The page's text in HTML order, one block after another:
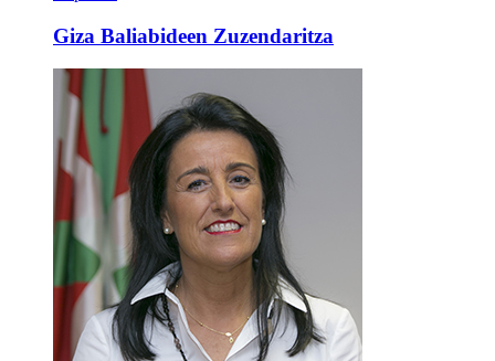
Giza Baliabideen Zuzendaritza